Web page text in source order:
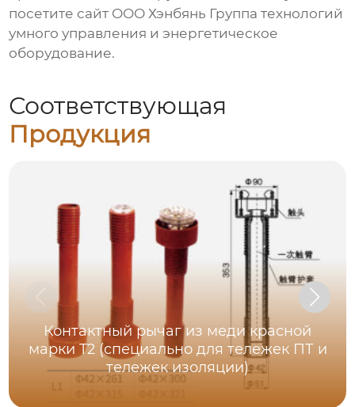
посетите сайт ООО Хэнбянь Группа технологий
умного управления и энергетическое
оборудование.
Соответствующая
Продукция
Контактный рычаг из меди красной
марки T2 (специально для тележек ПТ и
тележек изоляции)